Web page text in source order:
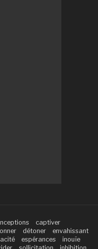
captiver
détoner
envahissant
espérances
inouïe